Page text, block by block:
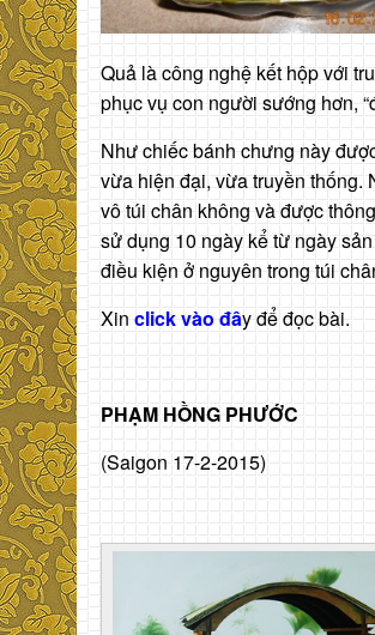
Quả là công nghệ kết hộp với
phục vụ con người sướng hơn,
Như chiếc bánh chưng này
vừa hiện đại, vừa truyền thống.
vô túi chân không và được
sử dụng 10 ngày kể từ ngày
điều kiện ở nguyên trong túi
Xin click vào đây để đọc bài.
PHẠM HỒNG PHƯỚC
(Saigon 17-2-2015)